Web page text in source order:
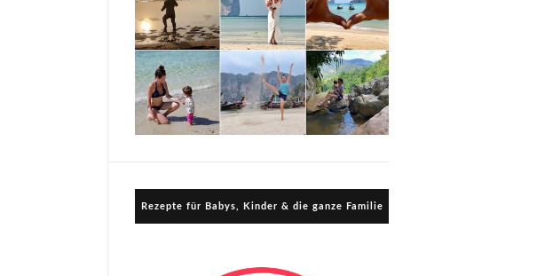
Rezepte für Babys, Kinder & die ganze Familie